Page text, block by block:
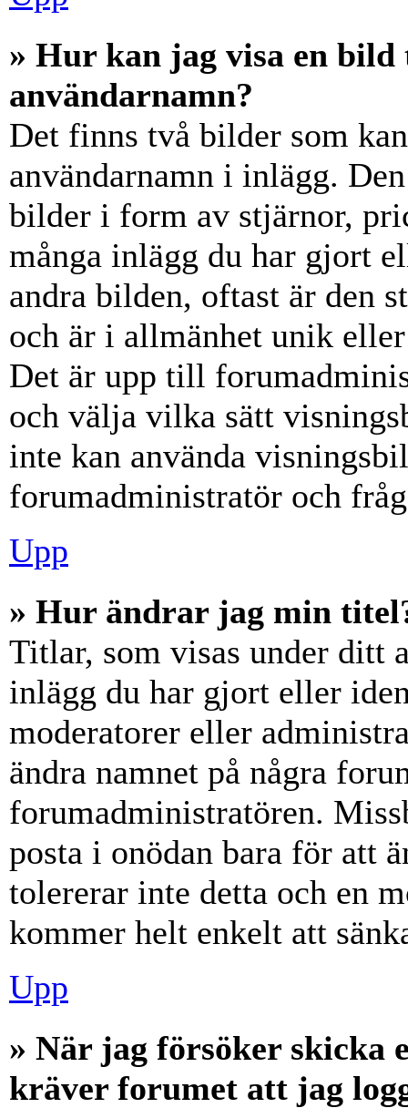
» Hur kan jag visa en
användarnamn?
Det finns två bilder som
användarnamn i inlägg.
bilder i form av stjärnor,
många inlägg du har gjort
andra bilden, oftast är den
och är i allmänhet unik
Det är upp till
och välja vilka sätt
inte kan använda
forumadministratör och
Upp
» Hur ändrar jag min
Titlar, som visas under ditt
inlägg du har gjort eller
moderatorer eller
ändra namnet på några
forumadministratören.
posta i onödan bara för att
tolererar inte detta och en
kommer helt enkelt att
Upp
» När jag försöker skicka
kräver forumet att jag